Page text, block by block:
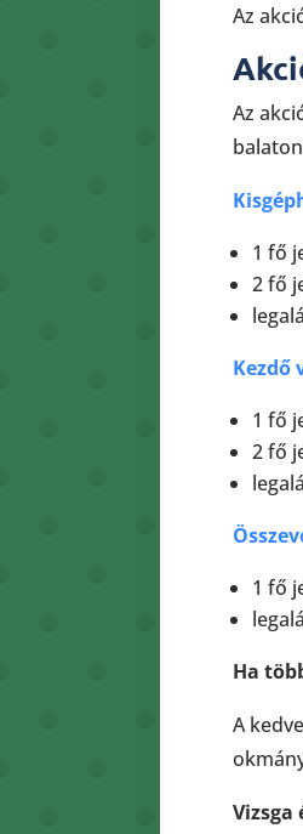
Az
Az
1 fő
2 fő
Kezdő
1 fő
2 fő
1 fő
Ha
A
Vizsga